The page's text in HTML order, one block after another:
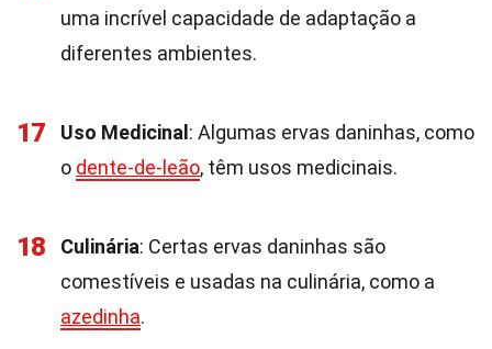
uma incrível capacidade de adaptação a
diferentes ambientes.
17 Uso Medicinal : Algumas ervas daninhas, como
o dente-de-leão, têm usos medicinais.
18 Culinária: Certas ervas daninhas são
comestíveis e usadas na culinária, como a
azedinha.